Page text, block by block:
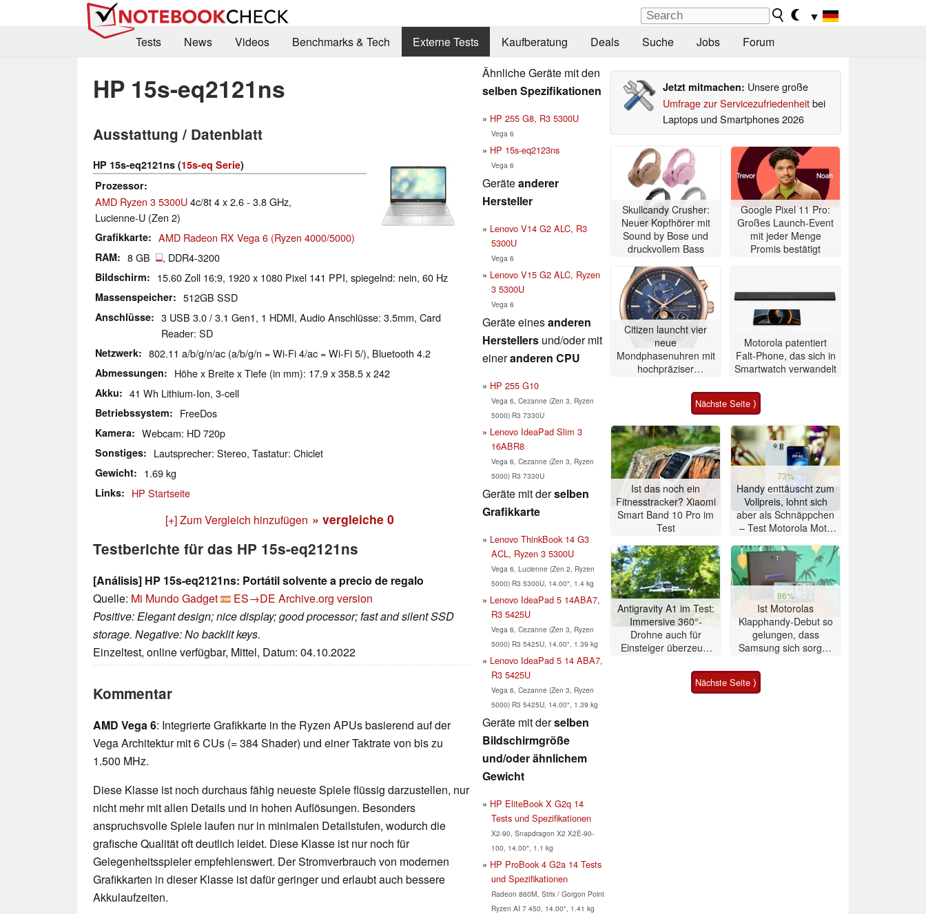
▼
Tests
News Videos Benchmarks & Tech Externe Tests Kaufberatung Deals Suche Jobs Forum
HP 15s-eq2121ns
Ausstattung / Datenblatt
HP 15s-eq2121ns (15s-eq Serie)
Prozessor
AMD Ryzen 3 5300U4c/8t 4 x 2.6 - 3.8 GHz,
Lucienne-U (Zen 2)
Grafikkarte AMD Radeon RX Vega 6 (Ryzen 4000/5000)
RAM 8 GB , DDR4-3200
Bildschirm 15.60 Zoll 16:9, 1920 x 1080 Pixel 141 PPI, spiegelnd: nein, 60 Hz
Massenspeicher 512GB SSD
Anschlüsse
3 USB 3.0 / 3.1 Gen1, 1 HDMI, Audio Anschlüsse: 3.5mm, Card
Reader: SD
Netzwerk 802.11 a/b/g/n/ac (a/b/g/n = Wi-Fi 4/ac = Wi-Fi 5/), Bluetooth 4.2
Abmessungen Höhe x Breite x Tiefe (in mm): 17.9 x 358.5 x 242
Akku 41 Wh Lithium-Ion, 3-cell
Betriebssystem FreeDos
Kamera Webcam: HD 720p
Sonstiges Lautsprecher: Stereo, Tastatur: Chiclet
Gewicht 1.69 kg
Links HP Startseite
[+] Zum Vergleich hinzufügen » vergleiche 0
Testberichte für das HP 15s-eq2121ns
[Análisis] HP 15s-eq2121ns: Portátil solvente a precio de regalo
Quelle: Mi Mundo Gadget ES→DE Archive.org version
Positive: Elegant design; nice display; good processor; fast and silent SSD
storage. Negative: No backlit keys.
Einzeltest, online verfügbar, Mittel, Datum: 04.10.2022
Kommentar
AMD Vega 6: Integrierte Grafikkarte in the Ryzen APUs basierend auf der
Vega Architektur mit 6 CUs (= 384 Shader) und einer Taktrate von bis zu
1.500 MHz.
Diese Klasse ist noch durchaus fähig neueste Spiele flüssig darzustellen, nur
nicht mehr mit allen Details und in hohen Auflösungen. Besonders
anspruchsvolle Spiele laufen nur in minimalen Detailstufen, wodurch die
grafische Qualität oft deutlich leidet. Diese Klasse ist nur noch für
Gelegenheitsspieler empfehlenswert. Der Stromverbrauch von modernen
Grafikkarten in dieser Klasse ist dafür geringer und erlaubt auch bessere
Akkulaufzeiten.
Ähnliche Geräte mit den
selben Spezifikationen
HP 255 G8, R3 5300U
Vega 6
HP 15s-eq2123ns
Vega 6
Geräteanderer
Hersteller
Lenovo V14 G2 ALC, R3
5300U
Vega 6
Lenovo V15 G2 ALC, Ryzen
3 5300U
Vega 6
Geräte einesanderen
Herstellers und/oder mit
eineranderen CPU
HP 255 G10
Vega 6, Cezanne (Zen 3, Ryzen
5000) R3 7330U
Lenovo IdeaPad Slim 3
16ABR8
Vega 6, Cezanne (Zen 3, Ryzen
5000) R3 7330U
Geräte mit derselben
Grafikkarte
Lenovo ThinkBook 14 G3
ACL, Ryzen 3 5300U
Vega 6, Lucienne (Zen 2, Ryzen
5000) R3 5300U, 14.00", 1.4 kg
Lenovo IdeaPad 5 14ABA7,
R3 5425U
Vega 6, Cezanne (Zen 3, Ryzen
5000) R3 5425U, 14.00", 1.39 kg
Lenovo IdeaPad 5 14 ABA7,
R3 5425U
Vega 6, Cezanne (Zen 3, Ryzen
5000) R3 5425U, 14.00", 1.39 kg
Geräte mit derselben
Bildschirmgröße
und/oder ähnlichem
Gewicht
HP EliteBook X G2q 14
Tests und Spezifikationen
X2-90, Snapdragon X2 X2E-90-
100, 14.00", 1.1 kg
HP ProBook 4 G2a 14 Tests
und Spezifikationen
Radeon 860M, Strix / Gorgon Point
Ryzen AI 7 450, 14.00", 1.41 kg
Jetzt mitmachen: Unsere große
Umfrage zur Servicezufriedenheitbei
Laptops und Smartphones 2026
Skullcandy Crusher:
Neuer Kopfhörer mit
Sound by Bose und
druckvollem Bass
Google Pixel 11 Pro:
Großes Launch-Event
mit jeder Menge
Promis bestätigt
Citizen launcht vier
neue
Mondphasenuhren mit
hochpräziser
Motorola patentiert
Falt-Phone, das sich in
Smartwatch verwandelt
Nächste Seite ⟩
Ist das noch ein
Fitnesstracker? Xiaomi
Smart Band 10 Pro im
Test
73%
Handy enttäuscht zum
Vollpreis, lohnt sich
aber als Schnäppchen
– Test Motorola Moto
Antigravity A1 im Test:
Immersive 360°-
Drohne auch für
Einsteiger überzeugt
86%
Ist Motorolas
Klapphandy-Debut so
gelungen, dass
Samsung sich sorgen
Smartphone im Test
Nächste Seite ⟩